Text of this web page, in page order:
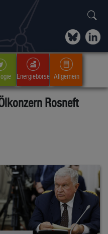
Energiebörse Allgemein
Rosneft